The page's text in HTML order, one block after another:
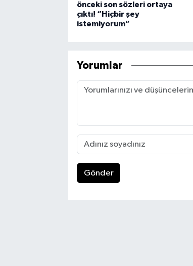
önceki son sözleri ortaya
çıktı! “Hiçbir şey
istemiyorum”
Yorumlar
Gönder